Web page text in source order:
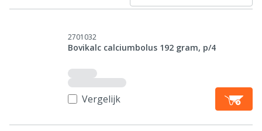
2701032
Bovikalc calciumbolus 192 gram, p/4
Vergelijk